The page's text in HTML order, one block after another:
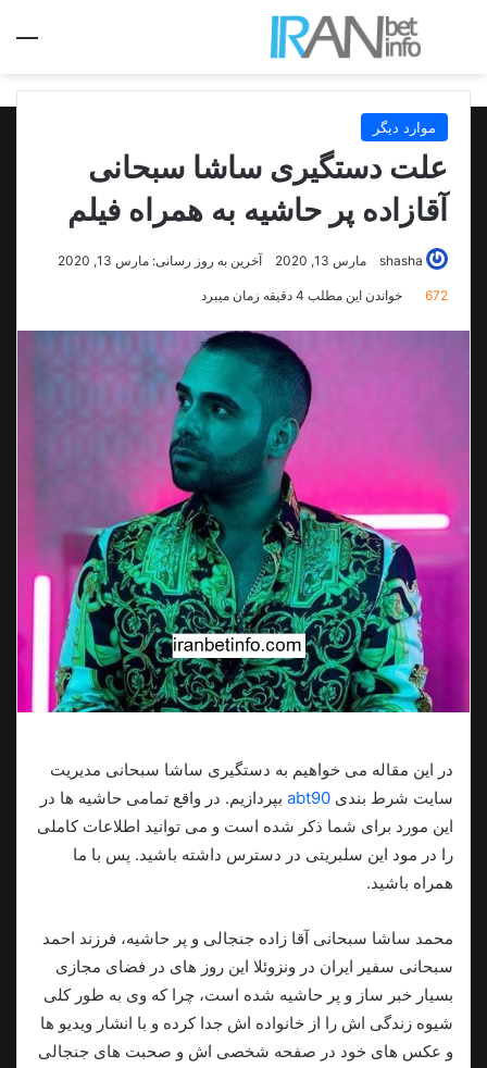
جستجو برای
موارد دیگر
علت دستگیری ساشا سبحانی
آقازاده پر حاشیه به همراه فیلم
shasha مارس 13, 2020 آخرین به روز رسانی: مارس 13, 2020
672 خواندن این مطلب 4 دقیقه زمان میبرد
در این مقاله می خواهیم به دستگیری ساشا سبحانی مدیریت
سایت شرط بندی abt90 بپردازیم. در واقع تمامی حاشیه ها در
این مورد برای شما ذکر شده است و می توانید اطلاعات کاملی
را در مود این سلبریتی در دسترس داشته باشید. پس با ما
همراه باشید.
محمد ساشا سبحانی آقا زاده جنجالی و پر حاشیه، فرزند احمد
سبحانی سفیر ایران در ونزوئلا این روز های در فضای مجازی
بسیار خبر ساز و پر حاشیه شده است، چرا که وی به طور کلی
شیوه زندگی اش را از خانواده اش جدا کرده و با انشار ویدیو ها
و عکس های خود در صفحه شخصی اش و صحبت های جنجالی